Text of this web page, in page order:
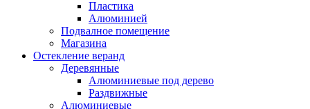
Пластика
Алюминией
Подвалное помещение
Магазина
Остекление веранд
Деревянные
Алюминиевые под дерево
Раздвижные
Алюминиевые